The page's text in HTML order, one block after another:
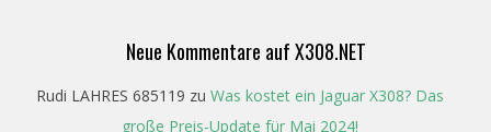
Neue Kommentare auf X308.NET
Rudi LAHRES 685119 zu Was kostet ein Jaguar X308? Das
große Preis-Update für Mai 2024!